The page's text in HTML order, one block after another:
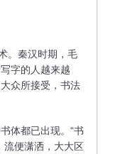
。秦汉时期，毛
字的人越来越
众所接受，书法
体都已出现。“书
流便潇洒，大大区